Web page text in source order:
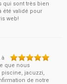
qui sont très bien
été validé pour
web!
que nous
piscine, jacuzzi,
de notre